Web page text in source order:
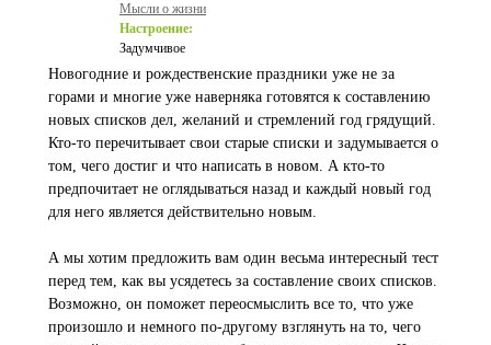
Мысли о жизни
Настроение:
Задумчивое
Новогодние и рождественские праздники уже не за
горами и многие уже наверняка готовятся к составлению
новых списков дел, желаний и стремлений год грядущий.
Кто-то перечитывает свои старые списки и задумывается о
том, чего достиг и что написать в новом. А кто-то
предпочитает не оглядываться назад и каждый новый год
для него является действительно новым.
А мы хотим предложить вам один весьма интересный тест
перед тем, как вы усядетесь за составление своих списков.
Возможно, он поможет переосмыслить все то, что уже
произошло и немного по-другому взглянуть на то, чего